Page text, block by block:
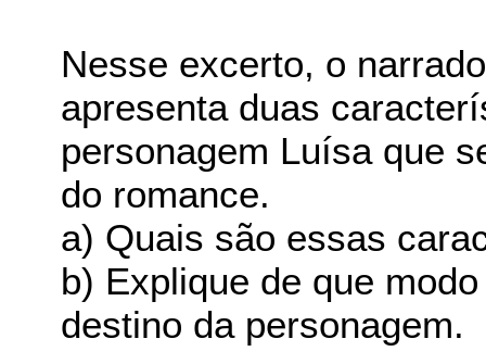
Nesse excerto, o
apresenta duas
personagem Luísa que
do romance.
a) Quais são essas
b) Explique de que
destino da personagem.